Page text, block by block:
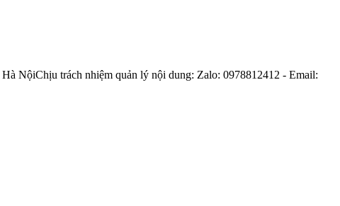
Hà NộiChịu trách nhiệm quản lý nội dung: Zalo: 0978812412 - Email: